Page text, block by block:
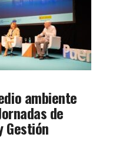
ambiente
de
Gestión